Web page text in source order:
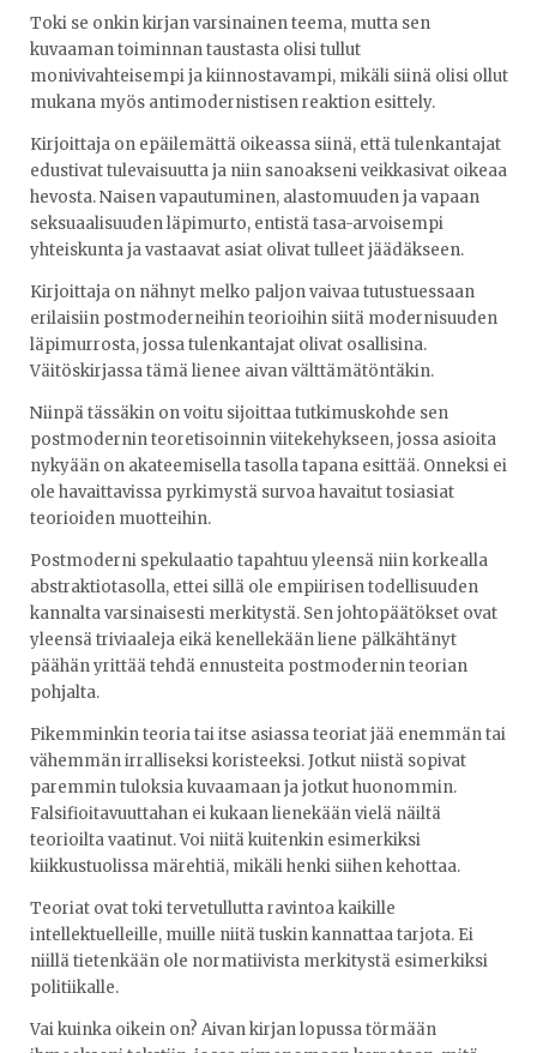
Toki se onkin kirjan varsinainen teema, mutta sen
kuvaaman toiminnan taustasta olisi tullut
monivivahteisempi ja kiinnostavampi, mikäli siinä olisi ollut
mukana myös antimodernistisen reaktion esittely.
Kirjoittaja on epäilemättä oikeassa siinä, että tulenkantajat
edustivat tulevaisuutta ja niin sanoakseni veikkasivat oikeaa
hevosta. Naisen vapautuminen, alastomuuden ja vapaan
seksuaalisuuden läpimurto, entistä tasa-arvoisempi
yhteiskunta ja vastaavat asiat olivat tulleet jäädäkseen.
Kirjoittaja on nähnyt melko paljon vaivaa tutustuessaan
erilaisiin postmoderneihin teorioihin siitä modernisuuden
läpimurrosta, jossa tulenkantajat olivat osallisina.
Väitöskirjassa tämä lienee aivan välttämätöntäkin.
Niinpä tässäkin on voitu sijoittaa tutkimuskohde sen
postmodernin teoretisoinnin viitekehykseen, jossa asioita
nykyään on akateemisella tasolla tapana esittää. Onneksi ei
ole havaittavissa pyrkimystä survoa havaitut tosiasiat
teorioiden muotteihin.
Postmoderni spekulaatio tapahtuu yleensä niin korkealla
abstraktiotasolla, ettei sillä ole empiirisen todellisuuden
kannalta varsinaisesti merkitystä. Sen johtopäätökset ovat
yleensä triviaaleja eikä kenellekään liene pälkähtänyt
päähän yrittää tehdä ennusteita postmodernin teorian
pohjalta.
Pikemminkin teoria tai itse asiassa teoriat jää enemmän tai
vähemmän irralliseksi koristeeksi. Jotkut niistä sopivat
paremmin tuloksia kuvaamaan ja jotkut huonommin.
Falsifioitavuuttahan ei kukaan lienekään vielä näiltä
teorioilta vaatinut. Voi niitä kuitenkin esimerkiksi
kiikkustuolissa märehtiä, mikäli henki siihen kehottaa.
Teoriat ovat toki tervetullutta ravintoa kaikille
intellektuelleille, muille niitä tuskin kannattaa tarjota. Ei
niillä tietenkään ole normatiivista merkitystä esimerkiksi
politiikalle.
Vai kuinka oikein on? Aivan kirjan lopussa törmään